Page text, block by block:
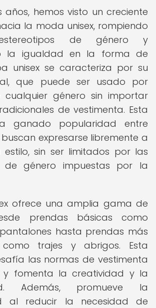
años, hemos visto un creciente
la moda unisex, rompiendo
de género y
la igualdad en la forma de
unisex se caracteriza por su
que puede ser usado por
cualquier género sin importar
de vestimenta. Esta
ganado popularidad entre
expresarse libremente a
sin ser limitados por las
de género impuestas por la
ofrece una amplia gama de
prendas básicas como
hasta prendas más
como trajes y abrigos. Esta
las normas de vestimenta
y fomenta la creatividad y la
Además, promueve la
al reducir la necesidad de